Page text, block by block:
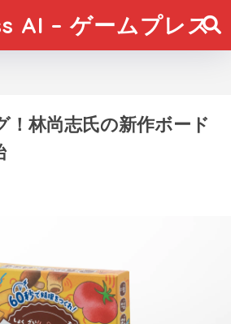
AI – ゲームプレス
！林尚志氏の新作ボード